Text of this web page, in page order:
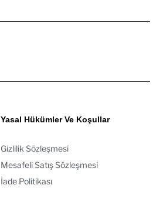
Yasal Hükümler Ve Koşullar
Gizlilik Sözleşmesi
Mesafeli Satış Sözleşmesi
İade Politikası